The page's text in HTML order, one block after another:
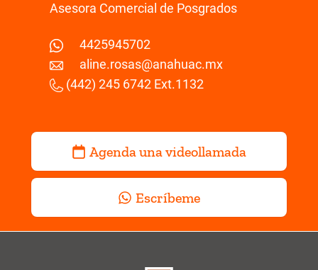
Asesora Comercial de Posgrados
4425945702
aline.rosas@anahuac.mx
(442) 245 6742 Ext.1132
Agenda una videollamada
Escríbeme